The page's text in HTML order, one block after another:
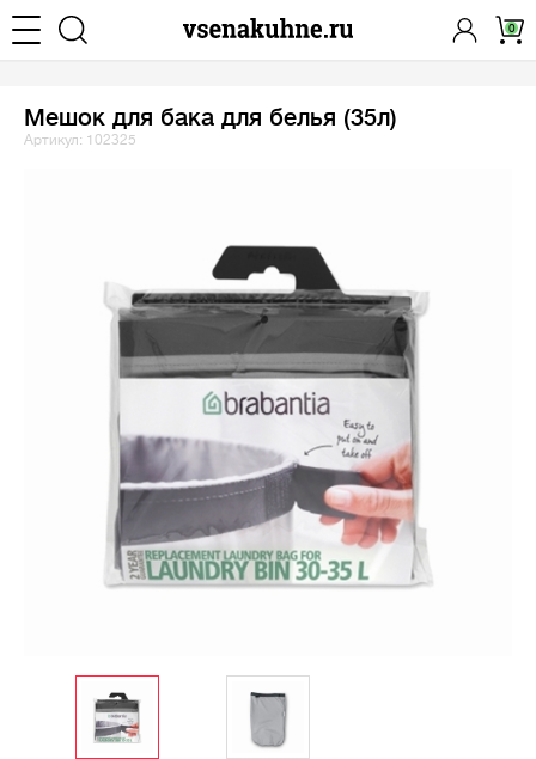
0
Мешок для бака для белья (35л)
Артикул: 102325